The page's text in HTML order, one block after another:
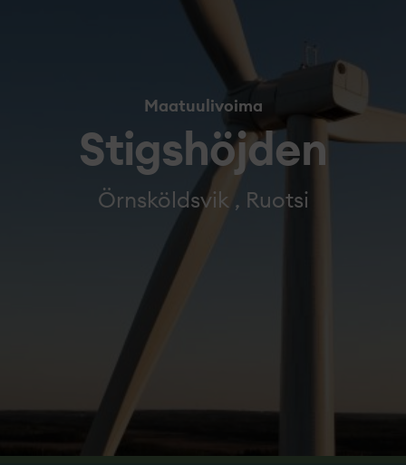
Maatuulivoima
Stigshöjden
Örnsköldsvik , Ruotsi